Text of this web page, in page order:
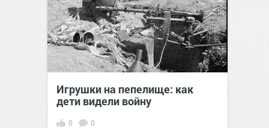
Игрушки на пепелище: как
дети видели войну
0 0